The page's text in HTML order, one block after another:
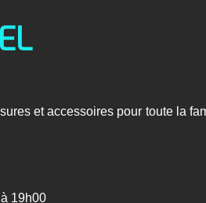
et accessoires pour toute la
19h00